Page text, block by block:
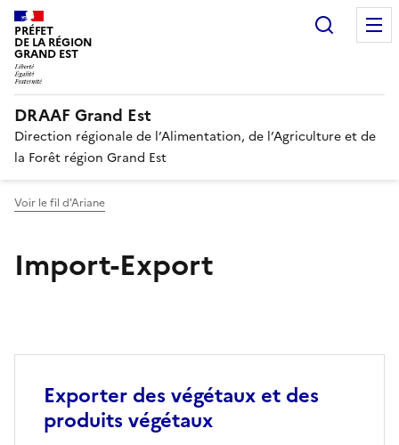
PRÉFET
DE LA RÉGION
GRAND EST
DRAAF Grand Est
Direction régionale de l’Alimentation, de l’Agriculture et de
la Forêt région Grand Est
Voir le fil d'Ariane
Import-Export
Exporter des végétaux et des
produits végétaux